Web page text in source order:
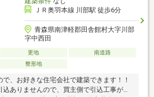
ＪＲ奥羽本線 川部駅 徒歩6分
青森県南津軽郡田舎館村大字川部
字中西田
更地
南道路
整形地
、お好きな住宅会社で建築できます！！
ありませんので、買主側で引込工事が必